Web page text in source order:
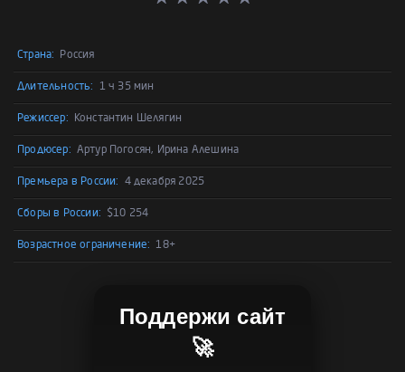
Страна: Россия
Длительность: 1 ч 35 мин
Режиссер: Константин Шелягин
Продюсер: Артур Погосян, Ирина Алешина
Премьера в России: 4 декабря 2025
Сборы в России: $10 254
Возрастное ограничение: 18+
Поддержи сайт
🚀